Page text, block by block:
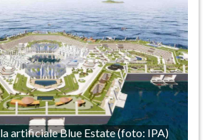
artificiale Blue Estate (foto: IPA)